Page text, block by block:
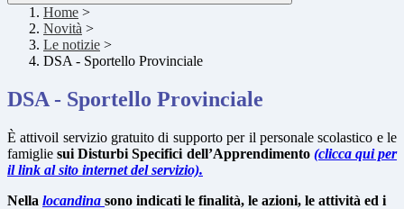
Home >
Novità >
Le notizie >
DSA - Sportello Provinciale
DSA - Sportello Provinciale
È attivoil servizio gratuito di supporto per il personale scolastico e le
famigliesui Disturbi Specifici dell’Apprendimento (clicca qui per
il link al sito internet del servizio).
Nella locandina sono indicati le finalità, le azioni, le attività ed i